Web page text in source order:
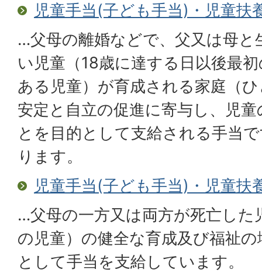
児童手当(子ども手当)・児童扶
…父母の離婚などで、父又は母
い児童（18歳に達する日以後最
ある児童）が育成される家庭（
安定と自立の促進に寄与し、児
とを目的として支給される手当
ります。
児童手当(子ども手当)・児童扶
…父母の一方又は両方が死亡した
の児童）の健全な育成及び福祉
として手当を支給しています。